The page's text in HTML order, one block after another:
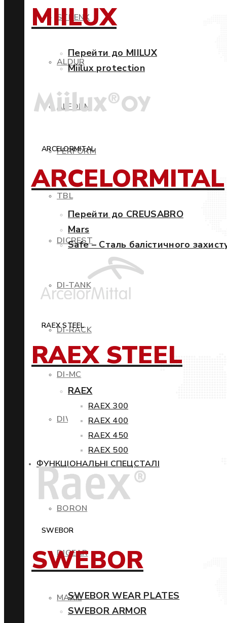
STRENX
ALDUR
ALFORM
PERFORM
TBL
DICREST
DI-TANK
DI-RACK
DI-MC
DIWIND
ФУНКЦІОНАЛЬНІ СПЕЦСТАЛІ
BORON
DIGEAR
MAXIL
MIILUX
Перейти до MIILUX
Miilux protection
ARCELORMITAL
ARCELORMITAL
Перейти до CREUSABRO
Mars
Safe – Сталь балістичного
RAEX STEEL
RAEX STEEL
RAEX
RAEX 300
RAEX 400
RAEX 450
RAEX 500
SWEBOR
SWEBOR
SWEBOR WEAR PLATES
SWEBOR ARMOR